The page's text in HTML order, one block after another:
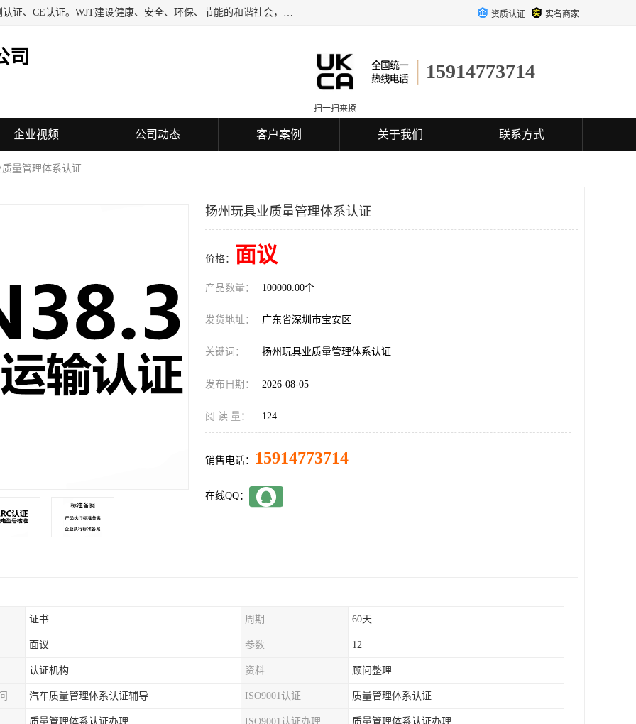
深圳万检通科技有限公司专业从事iso9001质量认证、质量检测认证、CE认证。WJT建设健康、安全、环保、节能的和谐社会，力图在检验、鉴定、测试及认证领域成为受人信赖的机构。 资质认证 实名商家
司
15914773714
扫一扫来撩
企业视频 公司动态 客户案例 关于我们 联系方式
量管理体系认证
扬州玩具业质量管理体系认证
价格： 面议
产品数量： 100000.00个
发货地址： 广东省深圳市宝安区
关键词： 扬州玩具业质量管理体系认证
发布日期： 2026-08-05
阅 读 量： 124
销售电话： 15914773714
在线QQ：
证书 周期 60天
面议 参数 12
认证机构 资料 顾问整理
汽车质量管理体系认证辅导 ISO9001认证 质量管理体系认证
质量管理体系认证办理 ISO9001认证办理 质量管理体系认证办理